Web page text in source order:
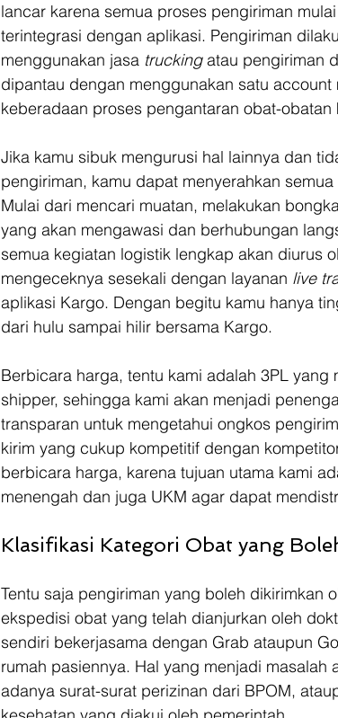
lancar karena semua proses pengiriman
terintegrasi dengan aplikasi. Pengiriman
menggunakan jasa trucking atau pengiriman
dipantau dengan menggunakan satu
keberadaan proses pengantaran obat-obatan
Jika kamu sibuk mengurusi hal lainnya dan
pengiriman, kamu dapat menyerahkan
Mulai dari mencari muatan, melakukan
yang akan mengawasi dan berhubungan
semua kegiatan logistik lengkap akan diurus
mengeceknya sesekali dengan layanan live
aplikasi Kargo. Dengan begitu kamu hanya
dari hulu sampai hilir bersama Kargo.
Berbicara harga, tentu kami adalah 3PL
shipper, sehingga kami akan menjadi
transparan untuk mengetahui ongkos
kirim yang cukup kompetitif dengan
berbicara harga, karena tujuan utama kami
menengah dan juga UKM agar dapat
Klasifikasi Kategori Obat yang
Tentu saja pengiriman yang boleh dikirimkan
ekspedisi obat yang telah dianjurkan oleh
sendiri bekerjasama dengan Grab ataupun
rumah pasiennya. Hal yang menjadi
adanya surat-surat perizinan dari BPOM,